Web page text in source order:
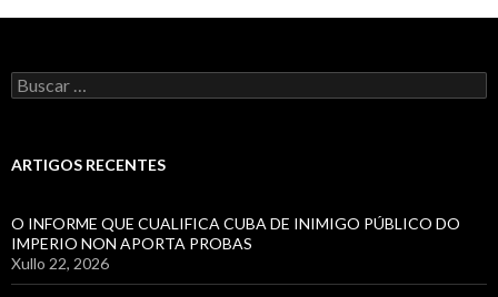
Buscar:
ARTIGOS RECENTES
O INFORME QUE CUALIFICA CUBA DE INIMIGO PÚBLICO DO
IMPERIO NON APORTA PROBAS
Xullo 22, 2026